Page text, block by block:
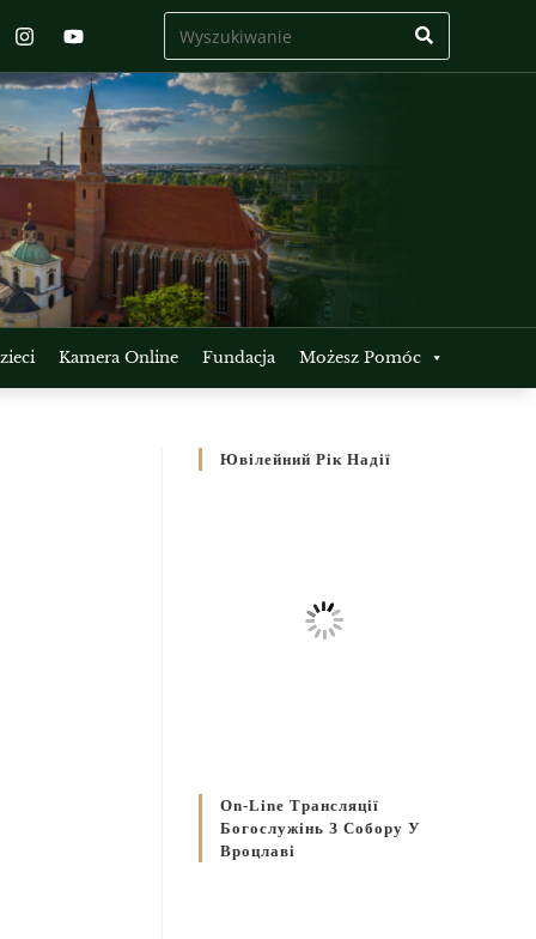
Kamera Online Fundacja Możesz Pomóc
Ювілейний Рік Надії
On-Line Трансляції
Богослужінь З Собору У
Вроцлаві